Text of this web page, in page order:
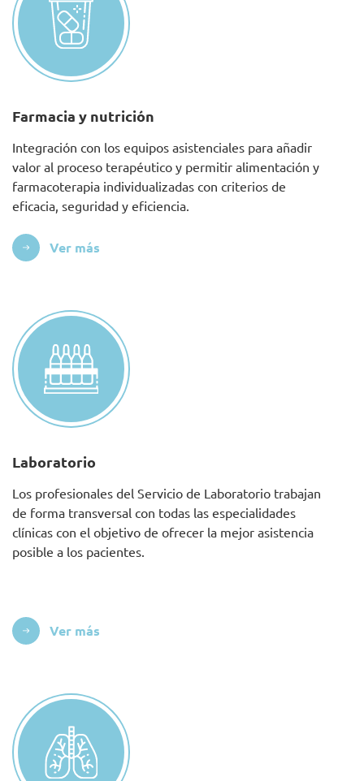
Farmacia y nutrición
Integración con los equipos asistenciales para añadir
valor al proceso terapéutico y permitir alimentación y
farmacoterapia individualizadas con criterios de
eficacia, seguridad y eficiencia.
Ver más
Laboratorio
Los profesionales del Servicio de Laboratorio trabajan
de forma transversal con todas las especialidades
clínicas con el objetivo de ofrecer la mejor asistencia
posible a los pacientes.
Ver más